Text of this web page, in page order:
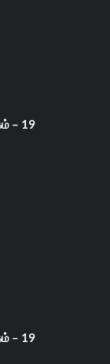
– 19
– 19